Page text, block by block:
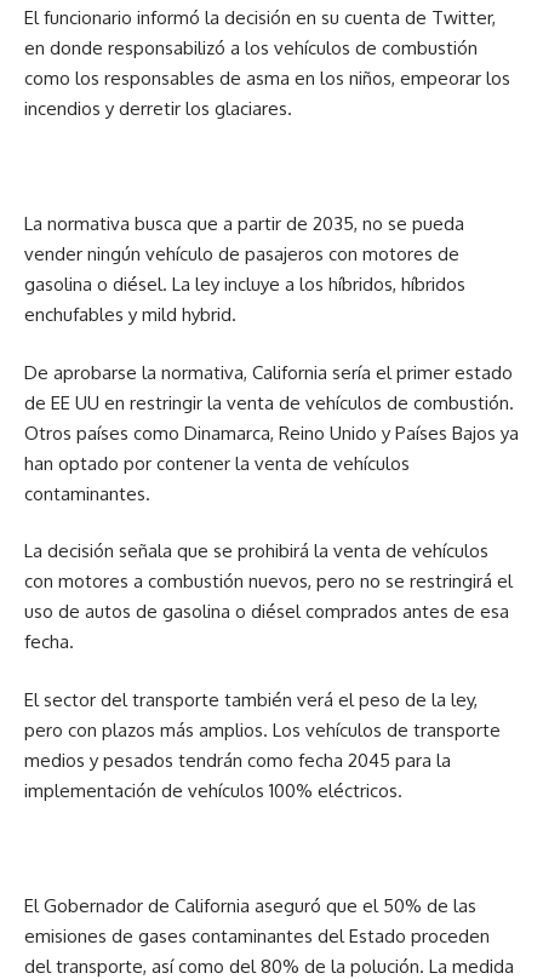
El funcionario informó la decisión en su cuenta de Twitter,
en donde responsabilizó a los vehículos de combustión
como los responsables de asma en los niños, empeorar los
incendios y derretir los glaciares.
La normativa busca que a partir de 2035, no se pueda
vender ningún vehículo de pasajeros con motores de
gasolina o diésel. La ley incluye a los híbridos, híbridos
enchufables y mild hybrid.
De aprobarse la normativa, California sería el primer estado
de EE UU en restringir la venta de vehículos de combustión.
Otros países como Dinamarca, Reino Unido y Países Bajos ya
han optado por contener la venta de vehículos
contaminantes.
La decisión señala que se prohibirá la venta de vehículos
con motores a combustión nuevos, pero no se restringirá el
uso de autos de gasolina o diésel comprados antes de esa
fecha.
El sector del transporte también verá el peso de la ley,
pero con plazos más amplios. Los vehículos de transporte
medios y pesados tendrán como fecha 2045 para la
implementación de vehículos 100% eléctricos.
El Gobernador de California aseguró que el 50% de las
emisiones de gases contaminantes del Estado proceden
del transporte, así como del 80% de la polución. La medida